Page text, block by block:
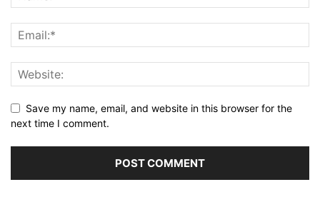
Save my name, email, and website in this browser for the
next time I comment.